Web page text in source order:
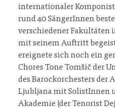
internationaler
rund 40 SängerInnen
verschiedener Fakultäten
mit seinem Auftritt
ereignete sich noch ein
Chores Tone Tomšič der
des Barockorchesters der
Ljubljana mit SolistInnen
Akademie (der Tenorist